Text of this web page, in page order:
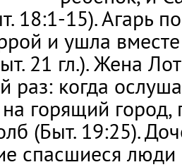
18:1-15). Агарь
и ушла
21 гл.). Жена
раз: когда
на горящий
(Быт. 19:25).
спасшиеся